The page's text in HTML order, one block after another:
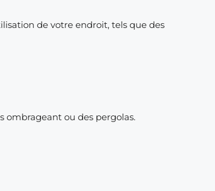
de votre endroit, tels que des
ombrageant ou des pergolas.